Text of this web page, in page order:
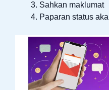
Sahkan maklumat
Paparan status